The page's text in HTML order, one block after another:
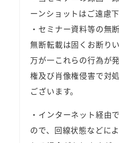
ーンショットはご遠慮下
・セミナー資料等の無
無断転載は固くお断りい
万が一これらの行為が
権及び肖像権侵害で対
ございます。
・インターネット経由
ので、回線状態などに